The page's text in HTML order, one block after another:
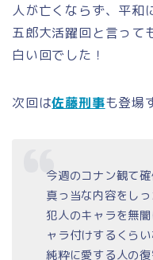
人が亡くならず、平和
五郎大活躍回と言って
白い回でした！
次回は佐藤刑事も登場
今週のコナン観て
真っ当な内容をし
犯人のキャラを無
ャラ付けするくらい
純粋に愛する人の